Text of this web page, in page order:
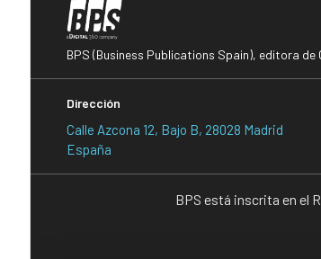
BPS (Business Publications Spain), editora
Dirección
Calle Azcona 12, Bajo B, 28028 Madrid
España
BPS está inscrita en el